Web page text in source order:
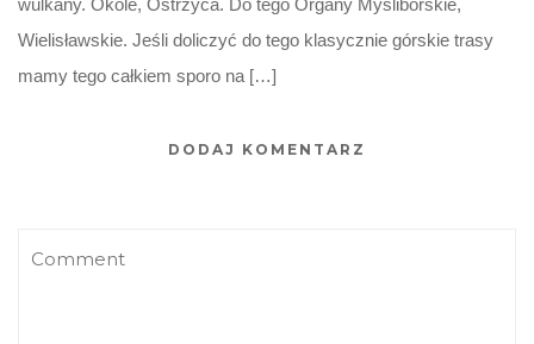
Wielisławskie. Jeśli doliczyć do tego klasycznie górskie trasy
mamy tego całkiem sporo na […]
DODAJ KOMENTARZ